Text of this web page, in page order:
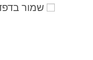
שמור